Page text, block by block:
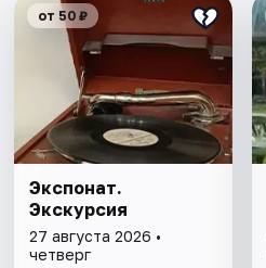
от 50 ₽
Экспонат.
Экскурсия
27 августа 2026 •
четверг